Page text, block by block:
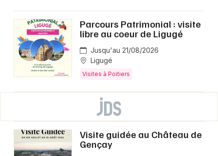
Parcours Patrimonial : visite
libre au coeur de Ligugé
Jusqu'au 21/08/2026
Ligugé
Visites à Poitiers
Visite guidée au Château de
Gençay